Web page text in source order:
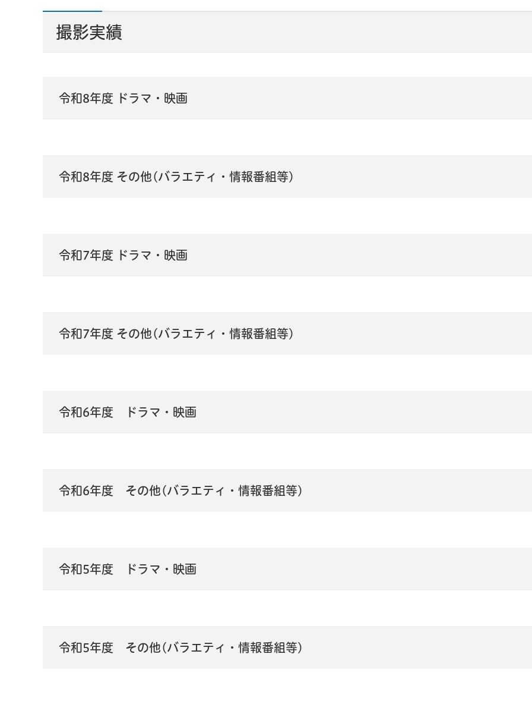
撮影実績
令和8年度 ドラマ・映画
令和8年度 その他(バラエティ・情報番組等)
令和7年度 ドラマ・映画
令和7年度 その他(バラエティ・情報番組等)
令和6年度 ドラマ・映画
令和6年度 その他(バラエティ・情報番組等)
令和5年度 ドラマ・映画
令和5年度 その他(バラエティ・情報番組等)